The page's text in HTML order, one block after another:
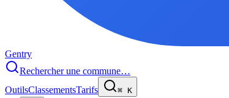
Gentry
Rechercher une commune…
OutilsClassementsTarifs ⌘ K